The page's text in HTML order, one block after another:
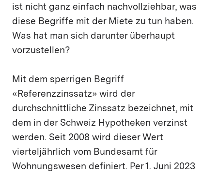
ist nicht ganz einfach nachvollziehbar, was
diese Begriffe mit der Miete zu tun haben.
Was hat man sich darunter überhaupt
vorzustellen?
Mit dem sperrigen Begriff
«Referenzzinssatz» wird der
durchschnittliche Zinssatz bezeichnet, mit
dem in der Schweiz Hypotheken verzinst
werden. Seit 2008 wird dieser Wert
vierteljährlich vom Bundesamt für
Wohnungswesen definiert. Per 1. Juni 2023